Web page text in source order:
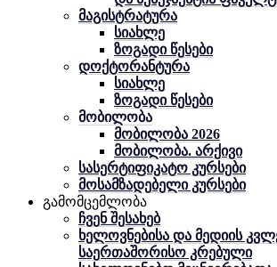
მაგისტრატურა
სიახლე
ზოგადი წესები
დოქტორანტურა
სიახლე
ზოგადი წესები
მობილობა
მობილობა 2026
მობილობა. არქივი
სასერტიფიკატო კურსები
მოსამზადებელი კურსები
გამომცემლობა
ჩვენ შესახებ
ხელოვნებისა და მედიის
საერთაშორისო კრებული